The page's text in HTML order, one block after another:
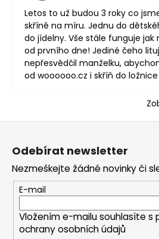
Letos to už budou 3 roky co
skříně na míru. Jednu do
do jídelny. Vše stále funguje
od prvního dne! Jediné čeho
nepřesvědčil manželku,
od woooooo.cz i skříň do
Z
Odebírat newsletter
Nezmeškejte žádné novinky či
E-mail
Vložením e-mailu souhlasíte s
ochrany osobních údajů